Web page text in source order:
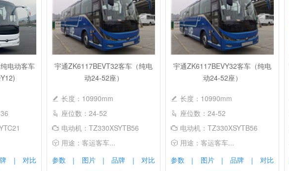
电动客车
|
对比
宇通ZK6117BEVT32客车（纯电
动24-52座）
长度：10990mm
座位数：24-52
电动机：TZ330XSYTB56
用途：客运客车...
参数
| 图片 | 品牌 |
对比
宇通ZK6117BEVY32客车（纯电
动24-52座）
长度：10990mm
座位数：24-52
电动机：TZ330XSYTB56
用途：客运客车...
参数
| 图片 | 品牌 |
对比